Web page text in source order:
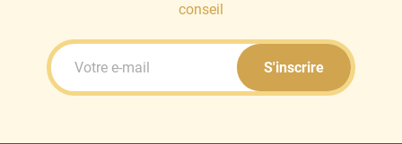
Ineos
Infiniti
conseil
S'inscrire